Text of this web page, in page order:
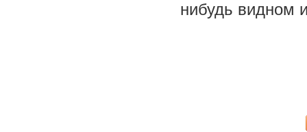
нибудь видном